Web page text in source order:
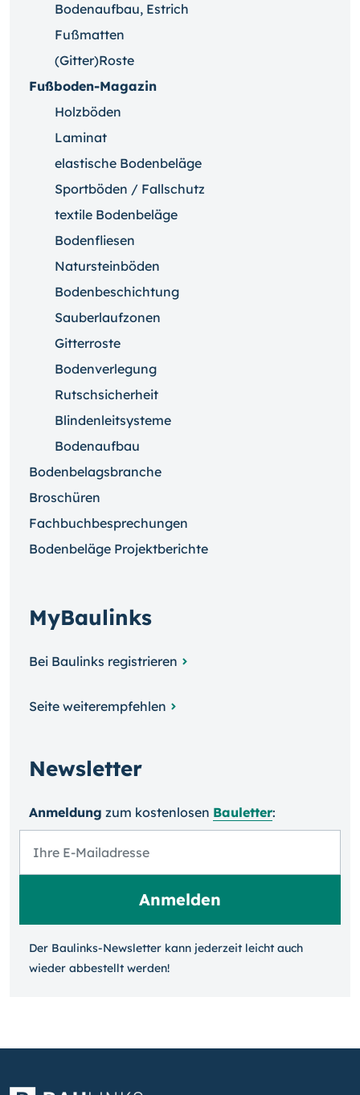
Bodenaufbau, Estrich
Fußmatten
(Gitter)Roste
Fußboden-Magazin
Holzböden
Laminat
elastische Bodenbeläge
Sportböden / Fallschutz
textile Bodenbeläge
Bodenfliesen
Natursteinböden
Bodenbeschichtung
Sauberlaufzonen
Gitterroste
Bodenverlegung
Rutschsicherheit
Blindenleitsysteme
Bodenaufbau
Bodenbelagsbranche
Broschüren
Fachbuchbesprechungen
Bodenbeläge Projektberichte
MyBaulinks
Bei Baulinks registrieren
Seite weiterempfehlen
Newsletter
Anmeldung zum kosten­losen Bauletter:
Der Baulinks-Newsletter kann jeder­zeit leicht auch
wieder ab­bestellt werden!